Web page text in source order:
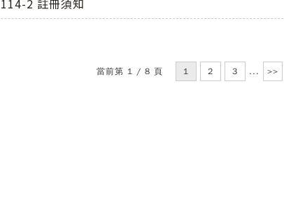
114-2 註冊須知
當前第 1 / 8 頁 1 2 3 ... >>